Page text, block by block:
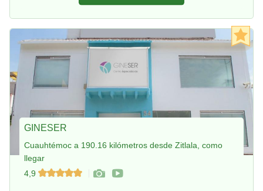
GINESER
Cuauhtémoc a 190.16 kilómetros desde Zitlala, como
llegar
4,9